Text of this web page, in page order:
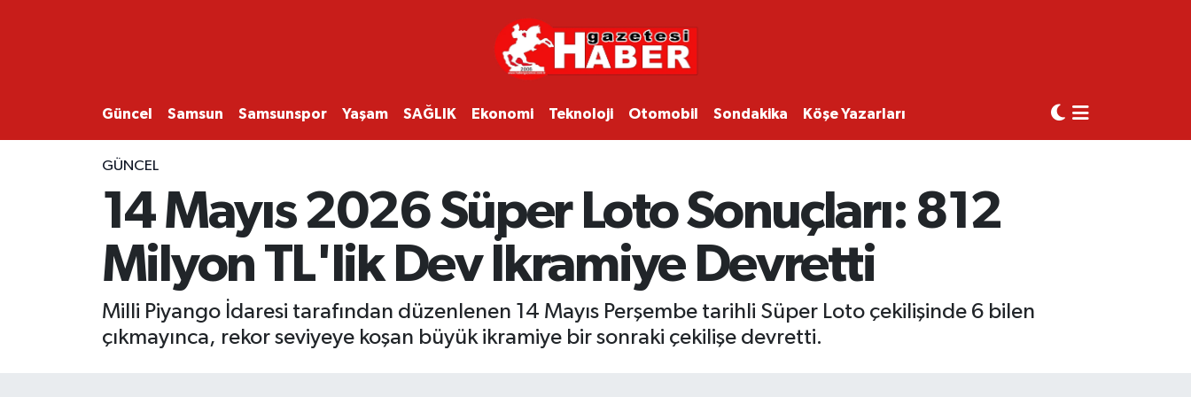
Güncel Samsun Samsunspor Yaşam SAĞLIK Ekonomi Teknoloji Otomobil Sondakika Köşe Yazarları
GÜNCEL
14 Mayıs 2026 Süper Loto Sonuçları: 812
Milyon TL'lik Dev İkramiye Devretti
Milli Piyango İdaresi tarafından düzenlenen 14 Mayıs Perşembe tarihli Süper Loto çekilişinde 6 bilen
çıkmayınca, rekor seviyeye koşan büyük ikramiye bir sonraki çekilişe devretti.
SAMSUN
SAMSUNSPOR
EKONOMİ